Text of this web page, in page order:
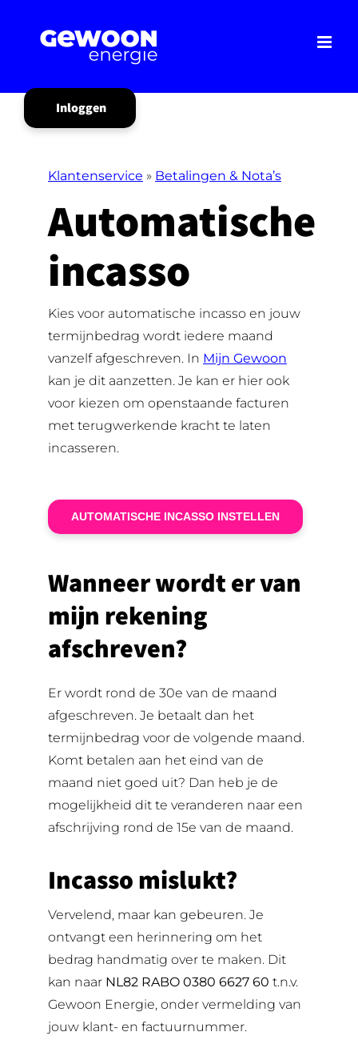
Inloggen
Klantenservice » Betalingen & Nota’s
Automatische
incasso
Kies voor automatische incasso en jouw
termijnbedrag wordt iedere maand
vanzelf afgeschreven. In Mijn Gewoon
kan je dit aanzetten. Je kan er hier ook
voor kiezen om openstaande facturen
met terugwerkende kracht te laten
incasseren.
AUTOMATISCHE INCASSO INSTELLEN
Wanneer wordt er van
mijn rekening
afschreven?
Er wordt rond de 30e van de maand
afgeschreven. Je betaalt dan het
termijnbedrag voor de volgende maand.
Komt betalen aan het eind van de
maand niet goed uit? Dan heb je de
mogelijkheid dit te veranderen naar een
afschrijving rond de 15e van de maand.
Incasso mislukt?
Vervelend, maar kan gebeuren. Je
ontvangt een herinnering om het
bedrag handmatig over te maken. Dit
kan naar NL82 RABO 0380 6627 60 t.n.v.
Gewoon Energie, onder vermelding van
jouw klant- en factuurnummer.